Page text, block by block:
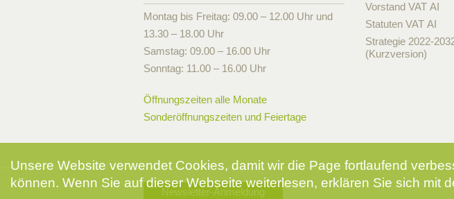
Montag bis Freitag: 09.00 – 12.00 Uhr und
13.30 – 18.00 Uhr
Samstag: 09.00 – 16.00 Uhr
Sonntag: 11.00 – 16.00 Uhr
Öffnungszeiten alle Monate
Sonderöffnungszeiten und Feiertage
Vorstand VAT AI
Statuten VAT AI
Strategie 2022-
(Kurzversion)
Newsletter-Anmeldung
Unsere Website verwendet Cookies, damit wir die Page fortlaufend
können. Wenn Sie auf dieser Webseite weiterlesen, erklären Sie sich mit